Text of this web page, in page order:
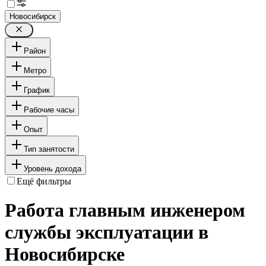
Новосибирск
Район
Метро
График
Рабочие часы
Опыт
Тип занятости
Уровень дохода
Ещё фильтры
Работа главным инженером
службы эксплуатации в
Новосибирске